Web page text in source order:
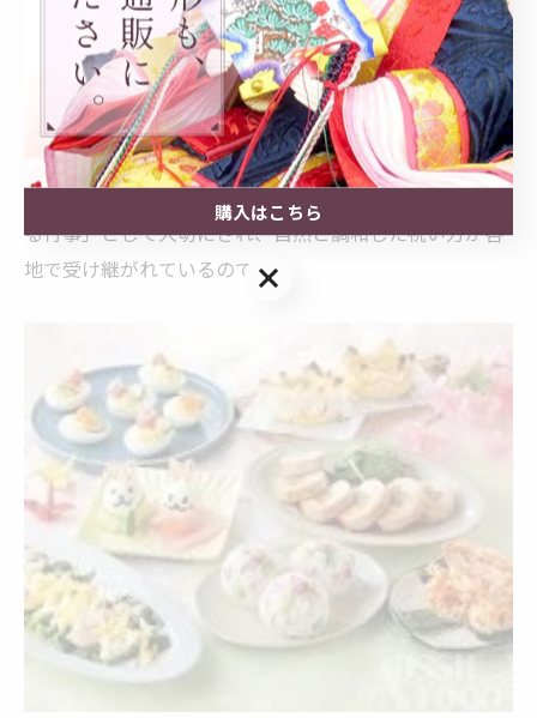
影響を与えています。実際に、東北や北陸などの寒冷地
では、春の訪れと桃の開花が本来の桃の節句と一致する
4月上旬から中旬にひな祭りを行う地域が今も残っていま
す。
こうした背景から、桃の節句は「春の訪れを家族で感じ
る行事」として大切にされ、自然と調和した祝い方が各
地で受け継がれているのです。
購入はこちら
購入はこちら